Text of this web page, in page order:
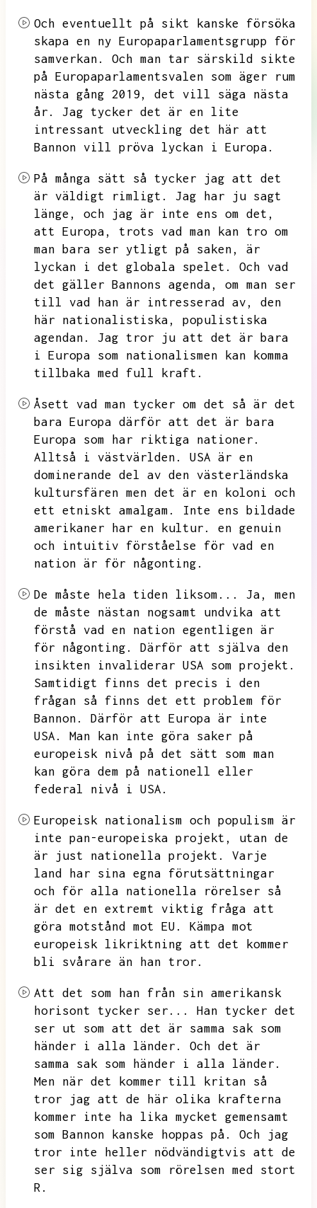
Och eventuellt på sikt kanske försöka
skapa en ny Europaparlamentsgrupp för
samverkan.
Och man tar särskild sikte
på Europaparlamentsvalen som äger rum
nästa gång 2019,
det vill säga nästa
år.
Jag tycker det är en lite
intressant utveckling det här att
Bannon vill pröva lyckan i Europa.
På många sätt så tycker jag att det
är väldigt rimligt.
Jag har ju sagt
länge,
och jag är inte ens om det,
att Europa,
trots vad man kan tro om
man bara ser ytligt på saken,
är
lyckan i det globala spelet.
Och vad
det gäller Bannons agenda,
om man ser
till vad han är intresserad av,
den
här nationalistiska,
populistiska
agendan.
Jag tror ju att det är bara
i Europa som nationalismen kan komma
tillbaka med full kraft.
Åsett vad man tycker om det så är det
bara Europa därför att det är bara
Europa som har riktiga nationer.
Alltså i västvärlden.
USA är en
dominerande del av den västerländska
kultursfären men det är en koloni och
ett etniskt amalgam.
Inte ens bildade
amerikaner har en kultur.
en genuin
och intuitiv förståelse för vad en
nation är för någonting.
De måste hela tiden liksom... Ja,
men
de måste nästan nogsamt undvika att
förstå vad en nation egentligen är
för någonting.
Därför att själva den
insikten invaliderar USA som projekt.
Samtidigt finns det precis i den
frågan så finns det ett problem för
Bannon.
Därför att Europa är inte
USA.
Man kan inte göra saker på
europeisk nivå på det sätt som man
kan göra dem på nationell eller
federal nivå i USA.
Europeisk nationalism och populism är
inte pan-europeiska projekt,
utan de
är just nationella projekt.
Varje
land har sina egna förutsättningar
och för alla nationella rörelser så
är det en extremt viktig fråga att
göra motstånd mot EU.
Kämpa mot
europeisk likriktning att det kommer
bli svårare än han tror.
Att det som han från sin amerikansk
horisont tycker ser...
Han tycker det
ser ut som att det är samma sak som
händer i alla länder.
Och det är
samma sak som händer i alla länder.
Men när det kommer till kritan så
tror jag att de här olika krafterna
kommer inte ha lika mycket gemensamt
som Bannon kanske hoppas på.
Och jag
tror inte heller nödvändigtvis att de
ser sig själva som rörelsen med stort
R.